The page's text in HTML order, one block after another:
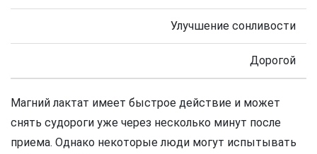
Улучшение сонливости
Дорогой
Магний лактат имеет быстрое действие и может
снять судороги уже через несколько минут после
приема. Однако некоторые люди могут испытывать